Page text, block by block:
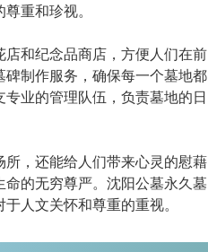
重和珍视。
和纪念品商店，方便人们在前
制作服务，确保每一个墓地都
业的管理队伍，负责墓地的日
，还能给人们带来心灵的慰藉
的无穷尊严。沈阳公墓永久墓
人文关怀和尊重的重视。